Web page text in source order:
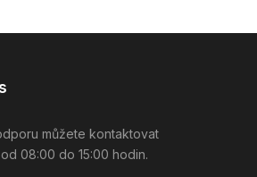
můžete kontaktovat
08:00 do 15:00 hodin.